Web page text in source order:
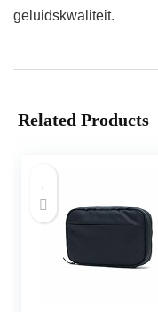
geluidskwaliteit.
Related Products